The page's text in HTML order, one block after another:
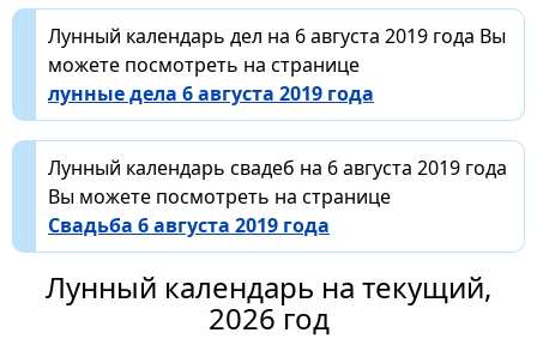
Лунный календарь дел на 6 августа 2019 года Вы
можете посмотреть на странице
лунные дела 6 августа 2019 года
Лунный календарь свадеб на 6 августа 2019 года
Вы можете посмотреть на странице
Свадьба 6 августа 2019 года
Лунный календарь на текущий,
2026 год